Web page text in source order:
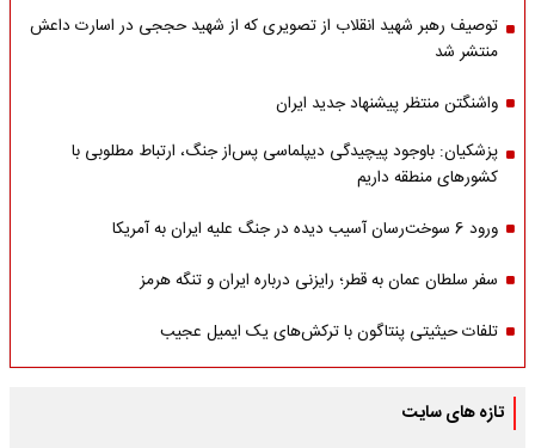
توصیف رهبر شهید انقلاب از تصویری که از شهید حججی در اسارت داعش
منتشر شد
واشنگتن منتظر پیشنهاد جدید ایران
پزشکیان: باوجود پیچیدگی دیپلماسی پس‌از جنگ، ارتباط مطلوبی با
کشورهای منطقه داریم
ورود 6 سوخت‌رسان آسیب دیده در جنگ علیه ایران به آمریکا
سفر سلطان عمان به قطر؛ رایزنی درباره ایران و تنگه هرمز
تلفات حیثیتی پنتاگون با ترکش‌های یک ایمیل عجیب
تازه های سایت